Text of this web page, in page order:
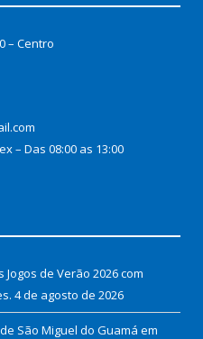
– Centro
– Das 08:00 as 13:00
de Verão 2026 com
4 de agosto de 2026
São Miguel do Guamá em